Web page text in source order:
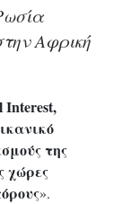
Αφρική
της
χώρες
».